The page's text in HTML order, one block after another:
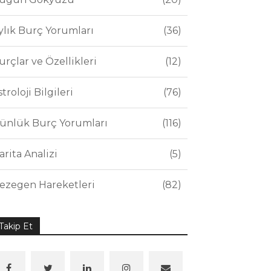
Burç Yorumları 36
ve Özellikleri 12
Bilgileri 76
Burç Yorumları 116
Analizi 5
Hareketleri 82
Et